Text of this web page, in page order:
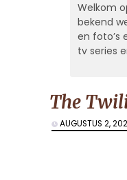
Welkom
bekend
en foto’s
tv series
The
AUGUSTUS 2,